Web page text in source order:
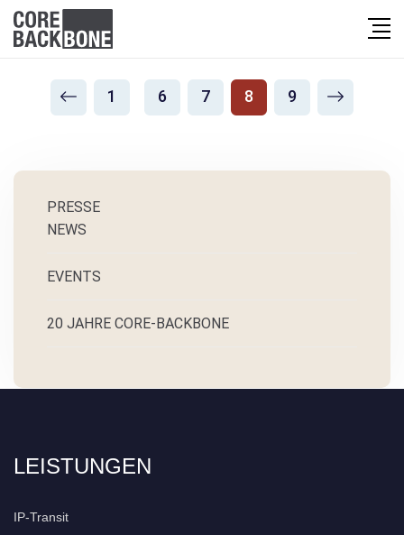
1 6 7 8 9
20 JAHRE CORE-BACKBONE
EVENTS
NEWS
PRESSE
LEISTUNGEN
IP-Transit